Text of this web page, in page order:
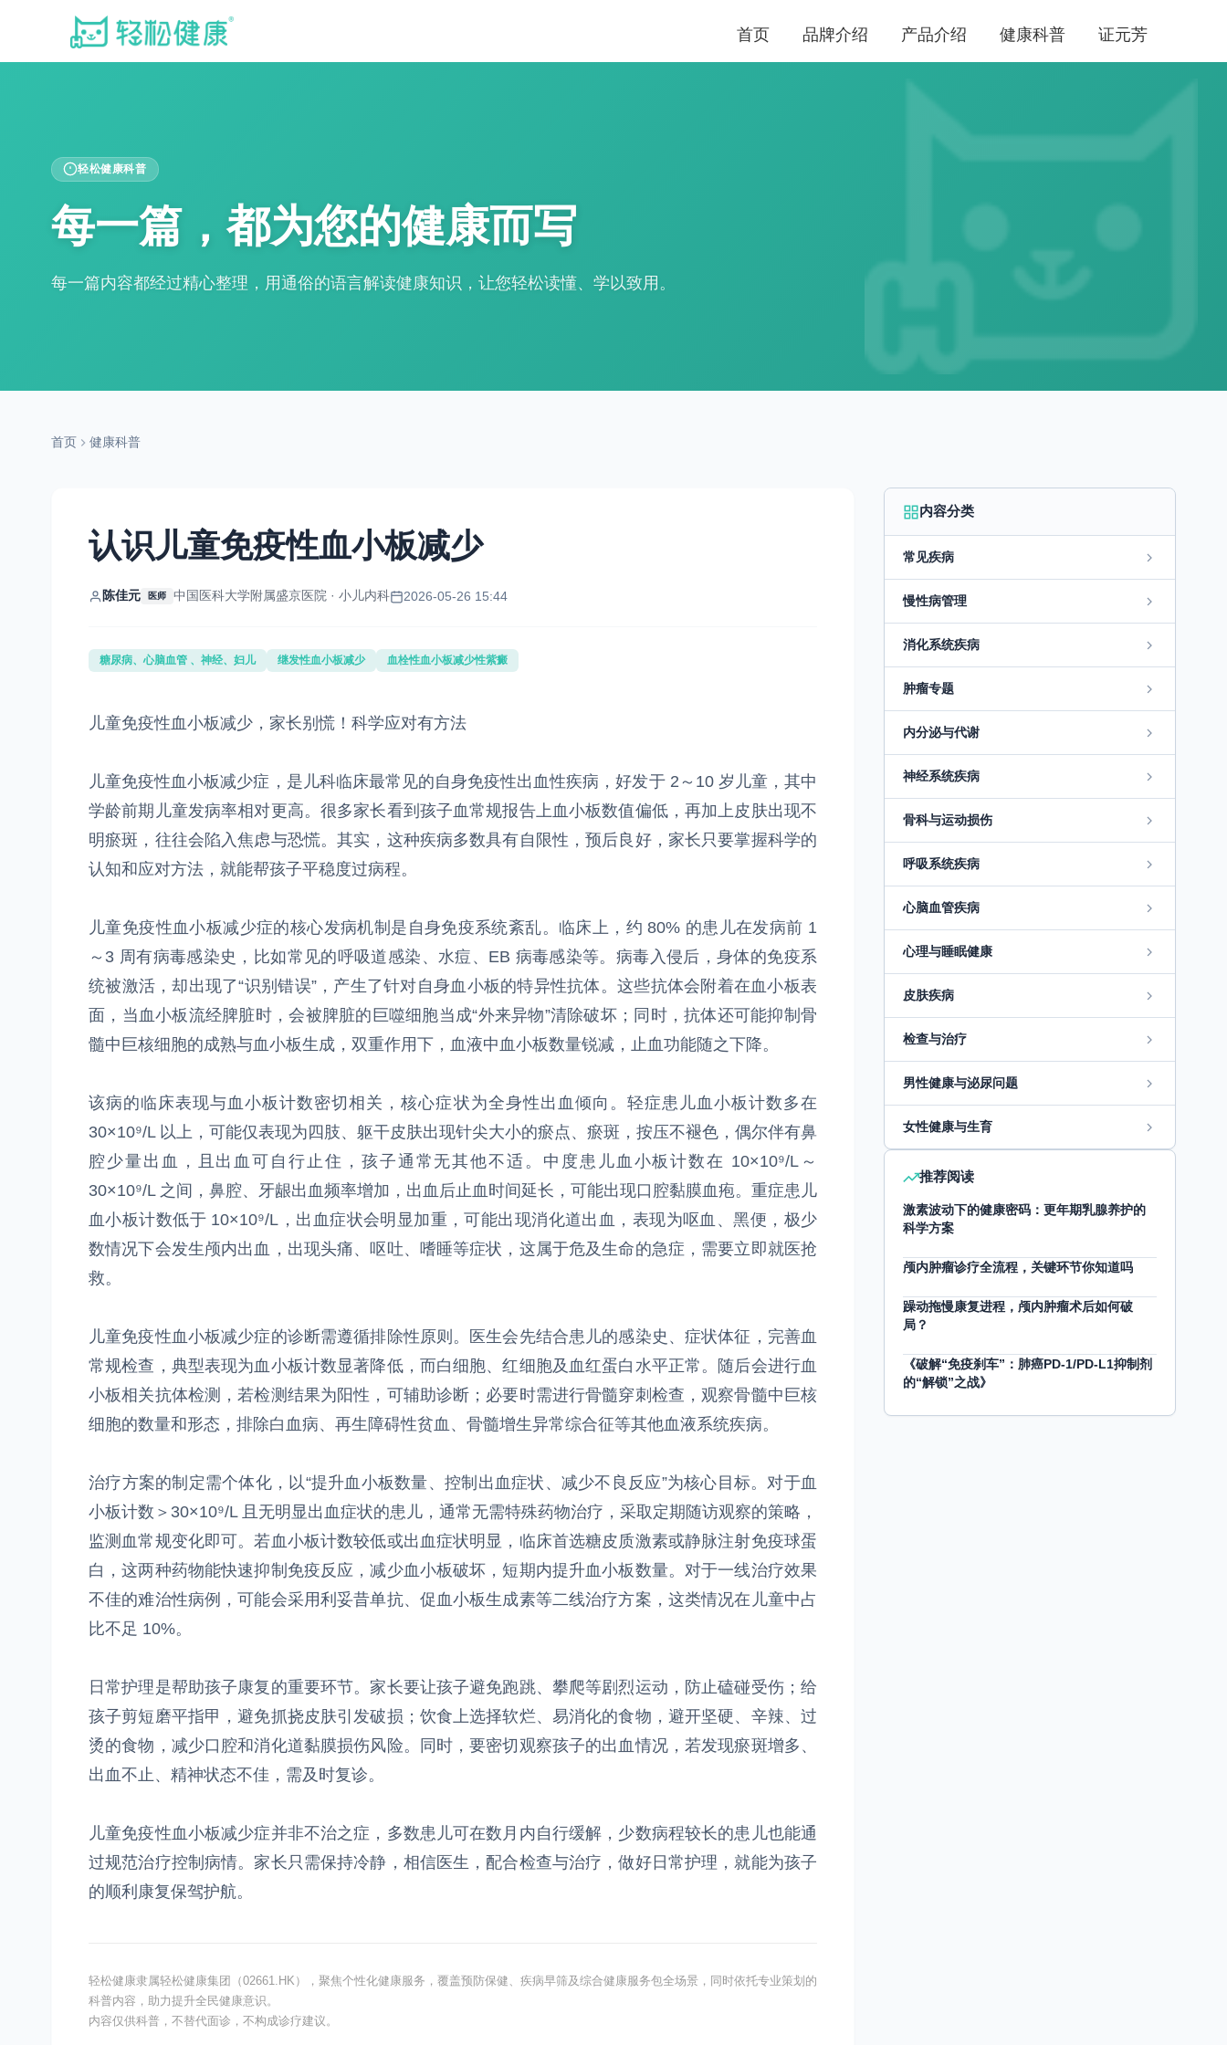
首页 品牌介绍 产品介绍 健康科普 证元芳
轻松健康科普
每一篇，都为您的健康而写
每一篇内容都经过精心整理，用通俗的语言解读健康知识，让您轻松读懂、学以致用。
首页 健康科普
认识儿童免疫性血小板减少
陈佳元 医师 中国医科大学附属盛京医院 · 小儿内科 2026-05-26 15:44
糖尿病、心脑血管 、神经、妇儿 继发性血小板减少 血栓性血小板减少性紫癜
儿童免疫性血小板减少，家长别慌！科学应对有方法
儿童免疫性血小板减少症，是儿科临床最常见的自身免疫性出血性疾病，好发于 2～10 岁儿童，其中
学龄前期儿童发病率相对更高。很多家长看到孩子血常规报告上血小板数值偏低，再加上皮肤出现不
明瘀斑，往往会陷入焦虑与恐慌。其实，这种疾病多数具有自限性，预后良好，家长只要掌握科学的
认知和应对方法，就能帮孩子平稳度过病程。
儿童免疫性血小板减少症的核心发病机制是自身免疫系统紊乱。临床上，约 80% 的患儿在发病前 1
～3 周有病毒感染史，比如常见的呼吸道感染、水痘、EB 病毒感染等。病毒入侵后，身体的免疫系
统被激活，却出现了“识别错误”，产生了针对自身血小板的特异性抗体。这些抗体会附着在血小板表
面，当血小板流经脾脏时，会被脾脏的巨噬细胞当成“外来异物”清除破坏；同时，抗体还可能抑制骨
髓中巨核细胞的成熟与血小板生成，双重作用下，血液中血小板数量锐减，止血功能随之下降。
该病的临床表现与血小板计数密切相关，核心症状为全身性出血倾向。轻症患儿血小板计数多在
30×10⁹/L 以上，可能仅表现为四肢、躯干皮肤出现针尖大小的瘀点、瘀斑，按压不褪色，偶尔伴有鼻
腔少量出血，且出血可自行止住，孩子通常无其他不适。中度患儿血小板计数在 10×10⁹/L～
30×10⁹/L 之间，鼻腔、牙龈出血频率增加，出血后止血时间延长，可能出现口腔黏膜血疱。重症患儿
血小板计数低于 10×10⁹/L，出血症状会明显加重，可能出现消化道出血，表现为呕血、黑便，极少
数情况下会发生颅内出血，出现头痛、呕吐、嗜睡等症状，这属于危及生命的急症，需要立即就医抢
救。
儿童免疫性血小板减少症的诊断需遵循排除性原则。医生会先结合患儿的感染史、症状体征，完善血
常规检查，典型表现为血小板计数显著降低，而白细胞、红细胞及血红蛋白水平正常。随后会进行血
小板相关抗体检测，若检测结果为阳性，可辅助诊断；必要时需进行骨髓穿刺检查，观察骨髓中巨核
细胞的数量和形态，排除白血病、再生障碍性贫血、骨髓增生异常综合征等其他血液系统疾病。
治疗方案的制定需个体化，以“提升血小板数量、控制出血症状、减少不良反应”为核心目标。对于血
小板计数＞30×10⁹/L 且无明显出血症状的患儿，通常无需特殊药物治疗，采取定期随访观察的策略，
监测血常规变化即可。若血小板计数较低或出血症状明显，临床首选糖皮质激素或静脉注射免疫球蛋
白，这两种药物能快速抑制免疫反应，减少血小板破坏，短期内提升血小板数量。对于一线治疗效果
不佳的难治性病例，可能会采用利妥昔单抗、促血小板生成素等二线治疗方案，这类情况在儿童中占
比不足 10%。
日常护理是帮助孩子康复的重要环节。家长要让孩子避免跑跳、攀爬等剧烈运动，防止磕碰受伤；给
孩子剪短磨平指甲，避免抓挠皮肤引发破损；饮食上选择软烂、易消化的食物，避开坚硬、辛辣、过
烫的食物，减少口腔和消化道黏膜损伤风险。同时，要密切观察孩子的出血情况，若发现瘀斑增多、
出血不止、精神状态不佳，需及时复诊。
儿童免疫性血小板减少症并非不治之症，多数患儿可在数月内自行缓解，少数病程较长的患儿也能通
过规范治疗控制病情。家长只需保持冷静，相信医生，配合检查与治疗，做好日常护理，就能为孩子
的顺利康复保驾护航。
轻松健康隶属轻松健康集团（02661.HK），聚焦个性化健康服务，覆盖预防保健、疾病早筛及综合健康服务包全场景，同时依托专业策划的
科普内容，助力提升全民健康意识。
内容仅供科普，不替代面诊，不构成诊疗建议。
内容分类
常见疾病
慢性病管理
消化系统疾病
肿瘤专题
内分泌与代谢
神经系统疾病
骨科与运动损伤
呼吸系统疾病
心脑血管疾病
心理与睡眠健康
皮肤疾病
检查与治疗
男性健康与泌尿问题
女性健康与生育
推荐阅读
激素波动下的健康密码：更年期乳腺养护的
科学方案
颅内肿瘤诊疗全流程，关键环节你知道吗
躁动拖慢康复进程，颅内肿瘤术后如何破
局？
《破解“免疫刹车”：肺癌PD-1/PD-L1抑制剂
的“解锁”之战》